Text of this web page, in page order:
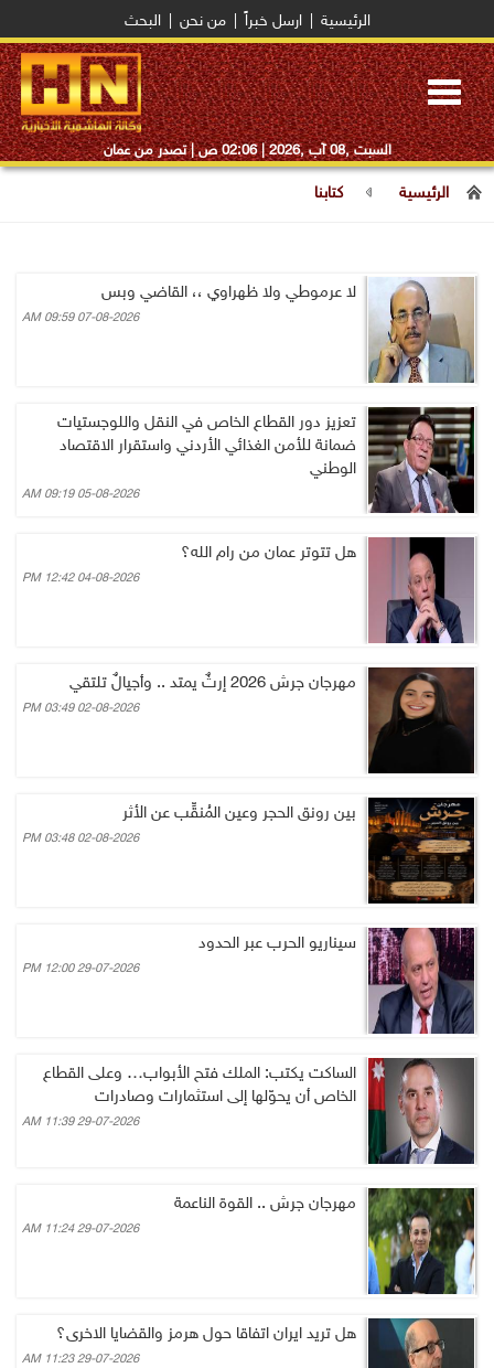
الرئيسية ارسل خبراً من نحن البحث
Toggle
navigation
السبت ,08 آب ,2026 | 02:06 ص | تصدر من عمان
الرئيسية كتابنا
لا عرموطي ولا ظهراوي ،، القاضي وبس
07-08-2026 09:59 AM
تعزيز دور القطاع الخاص في النقل واللوجستيات
ضمانة للأمن الغذائي الأردني واستقرار الاقتصاد
الوطني
05-08-2026 09:19 AM
هل تتوتر عمان من رام الله؟
04-08-2026 12:42 PM
مهرجان جرش 2026 إرثٌ يمتد .. وأجيالٌ تلتقي
02-08-2026 03:49 PM
بين رونق الحجر وعين المُنقِّب عن الأثر
02-08-2026 03:48 PM
سيناريو الحرب عبر الحدود
29-07-2026 12:00 PM
الساكت يكتب: الملك فتح الأبواب… وعلى القطاع
الخاص أن يحوّلها إلى استثمارات وصادرات
29-07-2026 11:39 AM
مهرجان جرش .. القوة الناعمة
29-07-2026 11:24 AM
هل تريد ايران اتفاقا حول هرمز والقضايا الاخرى؟
29-07-2026 11:23 AM